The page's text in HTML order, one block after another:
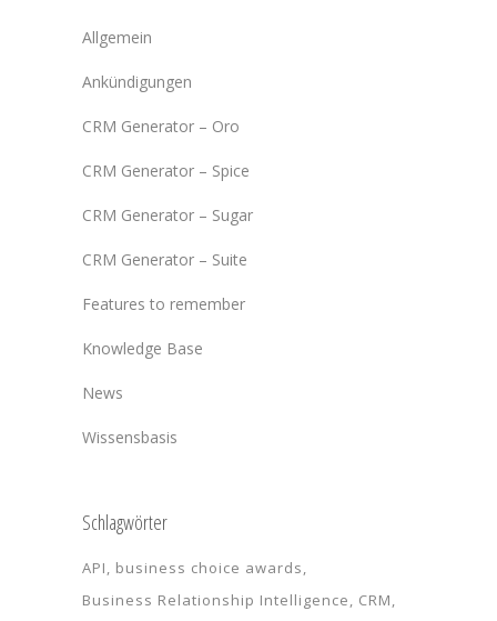
Allgemein
Ankündigungen
CRM Generator – Oro
CRM Generator – Spice
CRM Generator – Sugar
CRM Generator – Suite
Features to remember
Knowledge Base
News
Wissensbasis
Schlagwörter
API
business choice awards
Business Relationship Intelligence
CRM